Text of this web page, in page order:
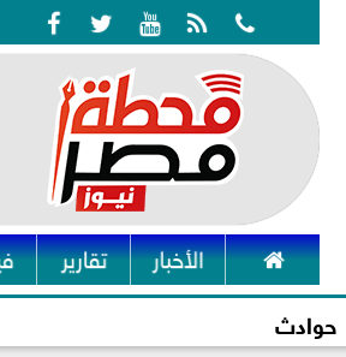
    
 الأخبار تقارير
حوادث